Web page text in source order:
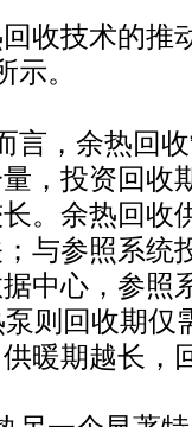
技术的推
。
，余热回收
，投资回收
。余热回收
与参照系统
中心，参照
则回收期仅
暖期越长，